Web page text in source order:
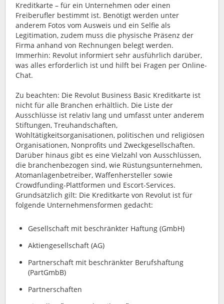
Kreditkarte – für ein Unternehmen oder einen
Freiberufler bestimmt ist. Benötigt werden unter
anderem Fotos vom Ausweis und ein Selfie als
Legitimation, zudem muss die physische Präsenz der
Firma anhand von Rechnungen belegt werden.
Immerhin: Revolut informiert sehr ausführlich darüber,
was alles erforderlich ist und hilft bei Fragen per Online-
Chat.
Zu beachten: Die Revolut Business Basic Kreditkarte ist
nicht für alle Branchen erhältlich. Die Liste der
Ausschlüsse ist relativ lang und umfasst unter anderem
Stiftungen, Treuhandschaften,
Wohltätigkeitsorganisationen, politischen und religiösen
Organisationen, Nonprofits und Zweckgesellschaften.
Darüber hinaus gibt es eine Vielzahl von Ausschlüssen,
die branchenbezogen sind, wie Rüstungsunternehmen,
Atomanlagenbetreiber, Waffenhersteller sowie
Crowdfunding-Plattformen und Escort-Services.
Grundsätzlich gilt: Die Kreditkarte von Revolut ist für
folgende Unternehmensformen gedacht:
Gesellschaft mit beschränkter Haftung (GmbH)
Aktiengesellschaft (AG)
Partnerschaft mit beschränkter Berufshaftung
(PartGmbB)
Partnerschaften